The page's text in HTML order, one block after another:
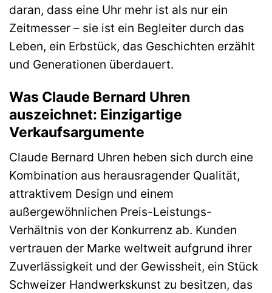
daran, dass eine Uhr mehr ist als nur ein
Zeitmesser – sie ist ein Begleiter durch das
Leben, ein Erbstück, das Geschichten erzählt
und Generationen überdauert.
Was Claude Bernard Uhren
auszeichnet: Einzigartige
Verkaufsargumente
Claude Bernard Uhren heben sich durch eine
Kombination aus herausragender Qualität,
attraktivem Design und einem
außergewöhnlichen Preis-Leistungs-
Verhältnis von der Konkurrenz ab. Kunden
vertrauen der Marke weltweit aufgrund ihrer
Zuverlässigkeit und der Gewissheit, ein Stück
Schweizer Handwerkskunst zu besitzen, das